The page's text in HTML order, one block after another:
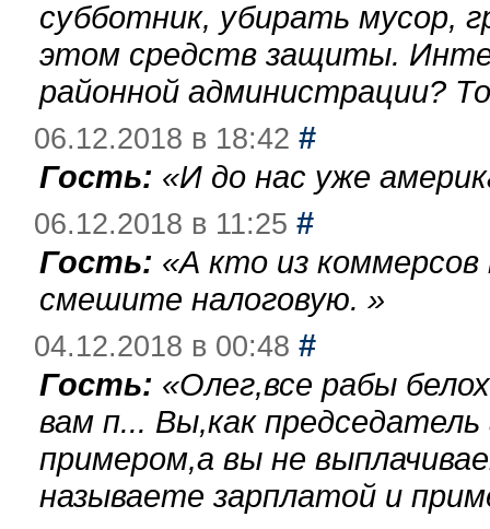
субботник, убирать мусор,
этом средств защиты.
районной администрации?
06.12.2018 в 18:42 #
Гость: «И до нас уже
06.12.2018 в 11:25 #
Гость: «А кто из
смешите налоговую. »
04.12.2018 в 00:48 #
Гость: «Олег,все рабы
вам п... Вы,как
примером,а вы не
называете зарплатой и